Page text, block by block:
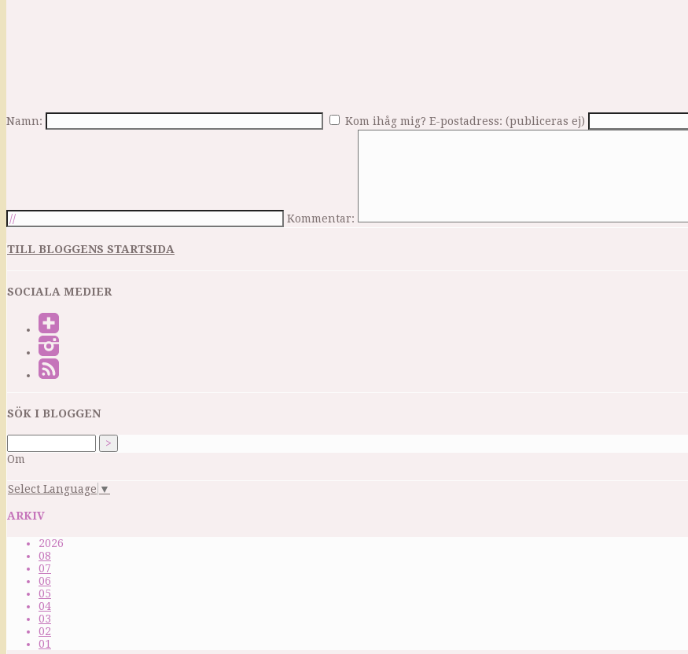
Namn: Kom ihåg mig? E-postadress: (publiceras ej)
Kommentar:
TILL BLOGGENS STARTSIDA
SOCIALA MEDIER
SÖK I BLOGGEN
Om
Select Language ▼
ARKIV
2026
08
07
06
05
04
03
02
01